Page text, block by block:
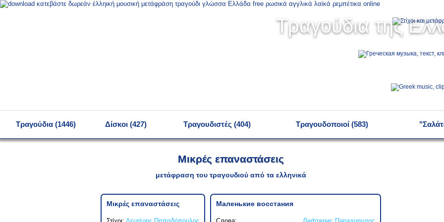
Τραγούδια της
Τραγούδια (1446) Δίσκοι (427) Τραγουδιστές (404) Τραγουδοποιοί (583)
Μικρές επαναστάσεις
μετάφραση του τραγουδιού από τα ελληνικά
Μικρές επαναστάσεις Маленькие восстания